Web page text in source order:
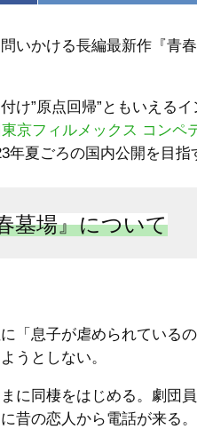
いかける長編最新作『青
け”原点回帰”ともいえる
京フィルメックス コンペ
夏ごろの国内公開を目指
墓場』について
息子が虐められている
うとしない。
に同棲をはじめる。劇団
昔の恋人から電話が来る。